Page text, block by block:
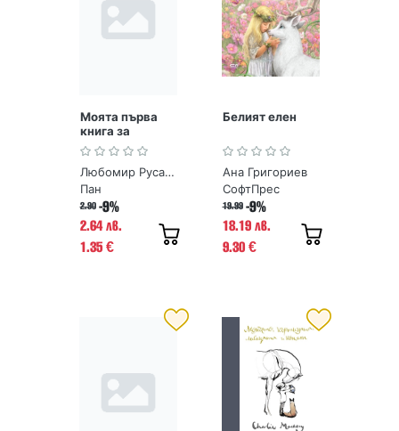
Моята първа
книга за
древните
чудеса на
България
Любомир Русанов
Пан
2.90 -9%
2.64 лв.
1.35 €
Белият елен
Ана Григориев
СофтПрес
19.99 -9%
18.19 лв.
9.30 €